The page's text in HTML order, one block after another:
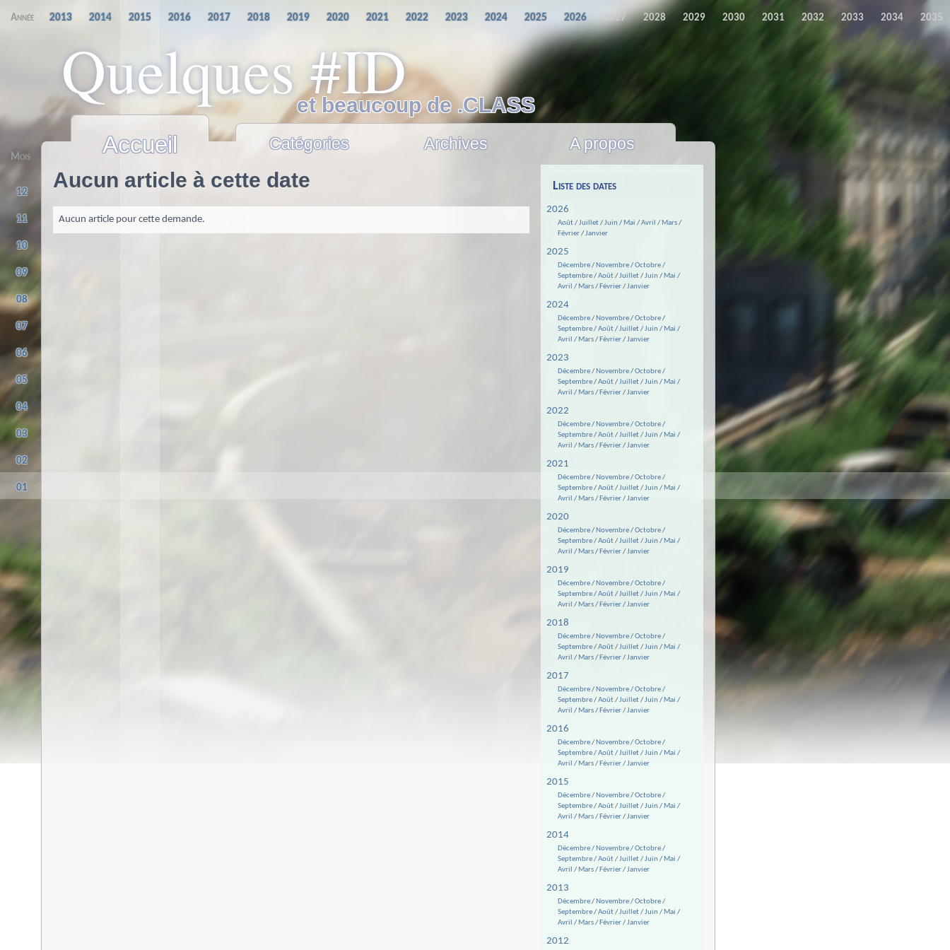
Liste des dates
2026
Août/Juillet/Juin / Mai /Avril / Mars/
Février/Janvier
2025
Décembre/ Novembre/Octobre/
Septembre/Août/Juillet/Juin / Mai /
Avril / Mars/ Février/Janvier
2024
Décembre/ Novembre/Octobre/
Septembre/Août/Juillet/Juin / Mai /
Avril / Mars/ Février/Janvier
2023
Décembre/ Novembre/Octobre/
Septembre/Août/Juillet/Juin / Mai /
Avril / Mars/ Février/Janvier
2022
Décembre/ Novembre/Octobre/
Septembre/Août/Juillet/Juin / Mai /
Avril / Mars/ Février/Janvier
2021
Décembre/ Novembre/Octobre/
Septembre/Août/Juillet/Juin / Mai /
Avril / Mars/ Février/Janvier
2020
Décembre/ Novembre/Octobre/
Septembre/Août/Juillet/Juin / Mai /
Avril / Mars/ Février/Janvier
2019
Décembre/ Novembre/Octobre/
Septembre/Août/Juillet/Juin / Mai /
Avril / Mars/ Février/Janvier
2018
Décembre/ Novembre/Octobre/
Septembre/Août/Juillet/Juin / Mai /
Avril / Mars/ Février/Janvier
2017
Décembre/ Novembre/Octobre/
Septembre/Août/Juillet/Juin / Mai /
Avril / Mars/ Février/Janvier
2016
Décembre/ Novembre/Octobre/
Septembre/Août/Juillet/Juin / Mai /
Avril / Mars/ Février/Janvier
2015
Décembre/ Novembre/Octobre/
Septembre/Août/Juillet/Juin / Mai /
Avril / Mars/ Février/Janvier
2014
Décembre/ Novembre/Octobre/
Septembre/Août/Juillet/Juin / Mai /
Avril / Mars/ Février/Janvier
2013
Décembre/ Novembre/Octobre/
Septembre/Août/Juillet/Juin / Mai /
Avril / Mars/ Février/Janvier
2012
Aucun article à cette date
Aucun article pour cette demande.
Quelques #IDet beaucoup de .CLASS
Accueil Catégories Archives A propos
Année 2013 2014 2015 2016 2017 2018 2019 2020 2021 2022 2023 2024 2025 2026 2027 2028 2029 2030 2031 2032 2033 2034 2035
Mois
12
11
10
09
08
07
06
05
04
03
02
01